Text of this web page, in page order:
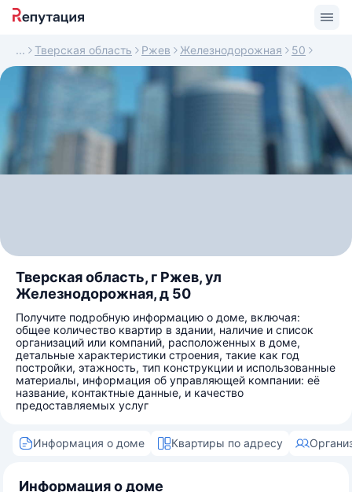
Тверская область Ржев Железнодорожная 50
Тверская область, г Ржев, ул
Железнодорожная, д 50
Получите подробную информацию о доме, включая:
общее количество квартир в здании, наличие и список
организаций или компаний, расположенных в доме,
детальные характеристики строения, такие как год
постройки, этажность, тип конструкции и использованные
материалы, информация об управляющей компании: её
название, контактные данные, и качество
предоставляемых услуг
Информация о доме Квартиры по адресу
Информация о доме